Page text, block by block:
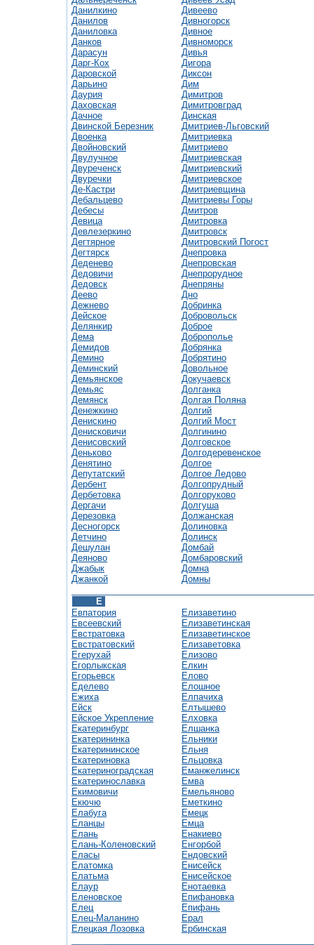
Данилкино
Данилов
Даниловка
Данков
Дарасун
Дарг-Кох
Даровской
Дарьино
Даурия
Даховская
Дачное
Двинской Березник
Двоенка
Двойновский
Двулучное
Двуреченск
Двуречки
Де-Кастри
Дебальцево
Дебесы
Девица
Девлезеркино
Дегтярное
Дегтярск
Деденево
Дедовичи
Дедовск
Деево
Дежнево
Дейское
Делянкир
Дема
Демидов
Демино
Деминский
Демьянское
Демьяс
Демянск
Денежкино
Денискино
Денисковичи
Денисовский
Деньково
Денятино
Депутатский
Дербент
Дербетовка
Дергачи
Дерезовка
Десногорск
Детчино
Дешулан
Деяново
Джабык
Джанкой
Дивеево
Дивногорск
Дивное
Дивноморск
Дивья
Дигора
Диксон
Дим
Димитров
Димитровград
Динская
Дмитриев-Льговский
Дмитриевка
Дмитриево
Дмитриевская
Дмитриевский
Дмитриевское
Дмитриевщина
Дмитриевы Горы
Дмитров
Дмитровка
Дмитровск
Дмитровский Погост
Днепровка
Днепровская
Днепрорудное
Днепряны
Дно
Добринка
Добровольск
Доброе
Доброполье
Добрянка
Добрятино
Довольное
Докучаевск
Долганка
Долгая Поляна
Долгий
Долгий Мост
Долгинино
Долговское
Долгодеревенское
Долгое
Долгое Ледово
Долгопрудный
Долгоруково
Долгуша
Должанская
Долиновка
Долинск
Домбай
Домбаровский
Домна
Домны
Е
Евпатория
Евсеевский
Евстратовка
Евстратовский
Егерухай
Егорлыкская
Егорьевск
Еделево
Ежиха
Ейск
Ейское Укрепление
Екатеринбург
Екатерининка
Екатерининское
Екатериновка
Екатериноградская
Екатеринославка
Екимовичи
Екючю
Елабуга
Еланцы
Елань
Елань-Коленовский
Еласы
Елатомка
Елатьма
Елаур
Еленовское
Елец
Елец-Маланино
Елецкая Лозовка
Елизаветино
Елизаветинская
Елизаветинское
Елизаветовка
Елизово
Елкин
Елово
Елошное
Елпачиха
Елтышево
Елховка
Елшанка
Ельники
Ельня
Ельцовка
Еманжелинск
Емва
Емельяново
Еметкино
Емецк
Емца
Енакиево
Енгорбой
Ендовский
Енисейск
Енисейское
Енотаевка
Епифановка
Епифань
Ерал
Ербинская